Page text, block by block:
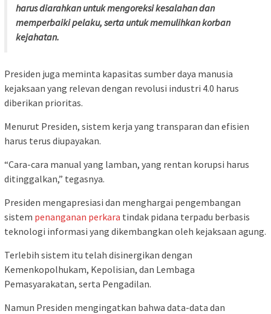
harus diarahkan untuk mengoreksi kesalahan dan
memperbaiki pelaku, serta untuk memulihkan korban
kejahatan.
Presiden juga meminta kapasitas sumber daya manusia
kejaksaan yang relevan dengan revolusi industri 4.0 harus
diberikan prioritas.
Menurut Presiden, sistem kerja yang transparan dan efisien
harus terus diupayakan.
“Cara-cara manual yang lamban, yang rentan korupsi harus
ditinggalkan,” tegasnya.
Presiden mengapresiasi dan menghargai pengembangan
sistem penanganan perkara tindak pidana terpadu berbasis
teknologi informasi yang dikembangkan oleh kejaksaan agung.
Terlebih sistem itu telah disinergikan dengan
Kemenkopolhukam, Kepolisian, dan Lembaga
Pemasyarakatan, serta Pengadilan.
Namun Presiden mengingatkan bahwa data-data dan